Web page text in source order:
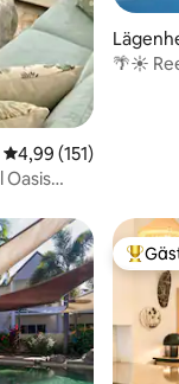
4,99 av 5 i
4,99 (151)
Oasis
🌴☀️